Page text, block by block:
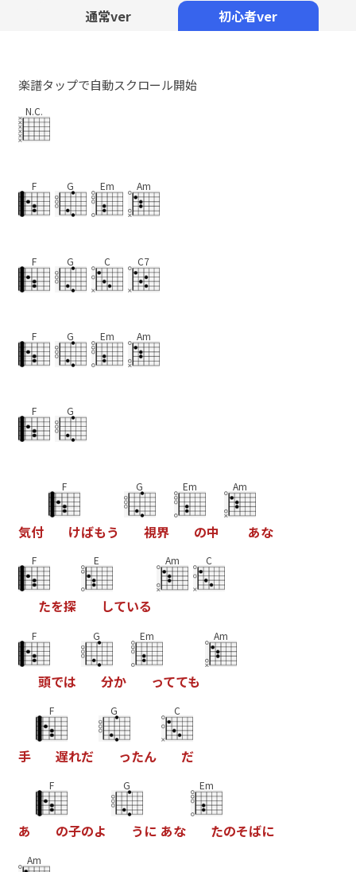
通常ver 初心者ver
楽譜タップで自動スクロール開始
N.C.
F G Em Am
F G C C7
F G Em Am
F G
気付
F
けばもう
G
視界
Em
の中
Am
あな
F
たを探
E
している
Am C
F
頭では
G
分か
Em
ってても
Am
手
F
遅れだ
G
ったん
C
だ
あ
F
の子のよ
G
う に あな
Em
たのそばに
Am